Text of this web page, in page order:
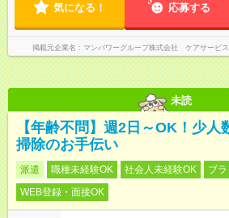
気になる！ 応募する
掲載元企業名 マンパワーグループ株式会社 ケアサービ
未読
【年齢不問】週2日～OK！少人
掃除のお手伝い
派遣 職種未経験OK 社会人未経験OK
ブ
WEB登録・面接OK